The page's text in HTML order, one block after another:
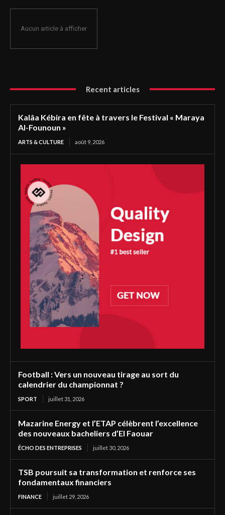
Aucun article à afficher
Recent articles
Kalâa Kébira en fête à travers le Festival « Maraya
Al-Founoun »
ARTS & CULTURE août 9, 2026
Football : Vers un nouveau tirage au sort du
calendrier du championnat ?
SPORT juillet 31, 2026
Mazarine Energy et l’ETAP célèbrent l’excellence
des nouveaux bacheliers d’El Faouar
ÉCHO DES ENTREPRISES juillet 30, 2026
TSB poursuit sa transformation et renforce ses
fondamentaux financiers
FINANCE juillet 29, 2026